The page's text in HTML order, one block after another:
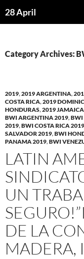
to28 April
Category Archives:
2019,2019 ARGENTINA,
COSTA RICA,2019
HONDURAS,2019 JAMAICA
BWI ARGENTINA 2019,BWI
2019,BWI COSTA RICA 2019
SALVADOR 2019,BWI
PANAMA 2019,BWI
LATIN
UN
DE LA
MADERA,